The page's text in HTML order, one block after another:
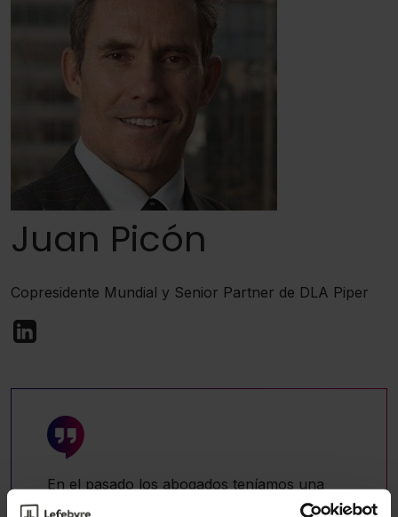
Juan Picón
Copresidente Mundial y Senior Partner de DLA Piper
En el pasado los abogados teníamos una
especie de manga ancha para ver cómo fijar